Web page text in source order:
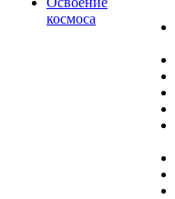
космоса